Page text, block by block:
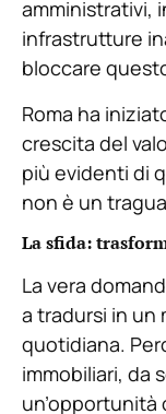
amministrativi,
infrastrutture
bloccare
Roma ha
crescita del
più evidenti di
non è un
La sfida:
La vera
a tradursi in un
quotidiana.
immobiliari, da